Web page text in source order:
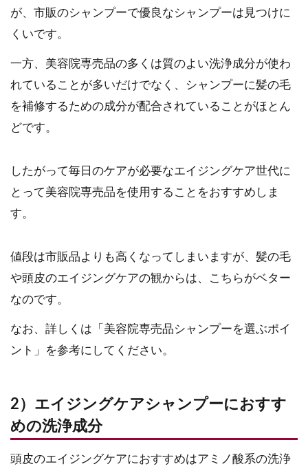
が、市販のシャンプーで優良なシャンプーは見つけに
くいです。
一方、美容院専売品の多くは質のよい洗浄成分が使わ
れていることが多いだけでなく、シャンプーに髪の毛
を補修するための成分が配合されていることがほとん
どです。
したがって毎日のケアが必要なエイジングケア世代に
とって美容院専売品を使用することをおすすめしま
す。
値段は市販品よりも高くなってしまいますが、髪の毛
や頭皮のエイジングケアの観からは、こちらがベター
なのです。
なお、詳しくは「美容院専売品シャンプーを選ぶポイ
ント」を参考にしてください。
2）エイジングケアシャンプーにおすす
めの洗浄成分
頭皮のエイジングケアにおすすめはアミノ酸系の洗浄